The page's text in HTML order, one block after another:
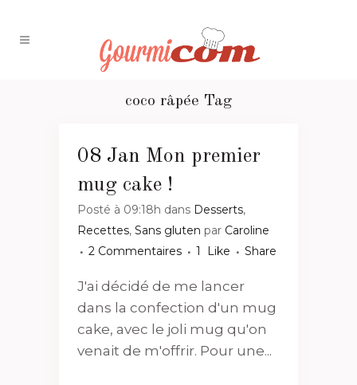
coco râpée Tag
08 Jan Mon premier
mug cake !
Posté à 09:18h dans Desserts,
Recettes, Sans gluten par Caroline
2 Commentaires
1 Like Share
J'ai décidé de me lancer
dans la confection d'un mug
cake, avec le joli mug qu'on
venait de m'offrir. Pour une...